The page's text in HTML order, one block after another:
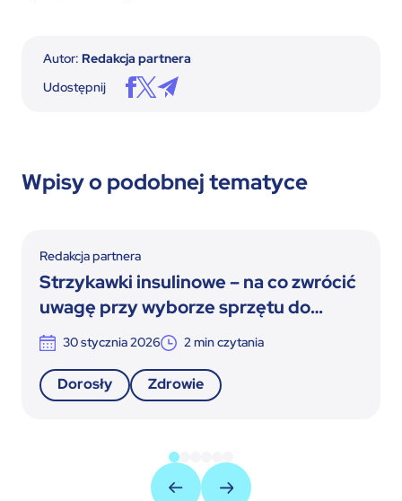
Autor: Redakcja partnera
Udostępnij
Wpisy o podobnej tematyce
Redakcja partnera
Strzykawki insulinowe – na co zwrócić
uwagę przy wyborze sprzętu do
terapii insulinowej
30 stycznia 2026 2min czytania
Dorosły Zdrowie